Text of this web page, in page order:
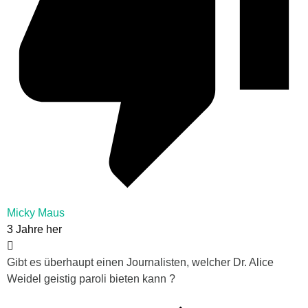
Micky Maus
3 Jahre her
Gibt es überhaupt einen Journalisten, welcher Dr. Alice
Weidel geistig paroli bieten kann ?